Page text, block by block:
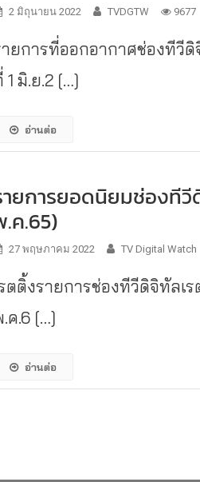
2 มิถุนายน 2022 TVDGTW 9677
ยการที่ออกอากาศช่องทีวี
1 มิ.ย.2 […]
อ่านต่อ
ยการยอดนิยมช่องที
ค.65)
27 พฤษภาคม 2022 TV Digital Watch
ตติ้งรายการช่องทีวีดิจิทัลเ
ค.6 […]
อ่านต่อ